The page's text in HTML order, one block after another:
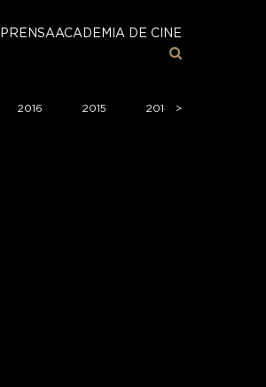
PRENSAACADEMIA DE CINE
2016 2015 2014 >